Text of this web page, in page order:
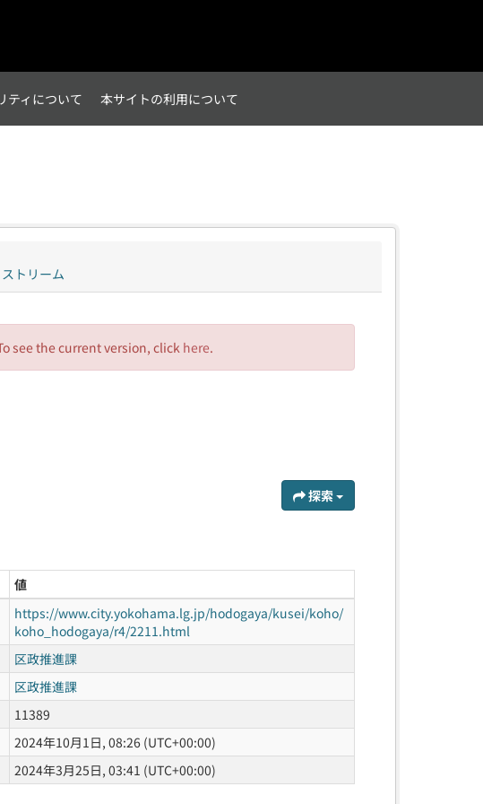
ティについて 本サイトの利用について
トリーム
see the current version, click here.
探索
値
https://www.city.yokohama.lg.jp/hodogaya/kusei/koho/
koho_hodogaya/r4/2211.html
区政推進課
区政推進課
11389
2024年10月1日, 08:26 (UTC+00:00)
2024年3月25日, 03:41 (UTC+00:00)